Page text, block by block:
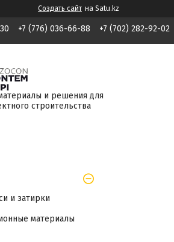
Создать сайт на Satu.kz
+7 (776) 036-66-88 +7 (702) 282-92-02
и решения для
строительства
и затирки
материалы